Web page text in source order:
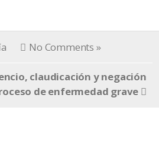
No Comments »
claudicación y negación
de enfermedad grave